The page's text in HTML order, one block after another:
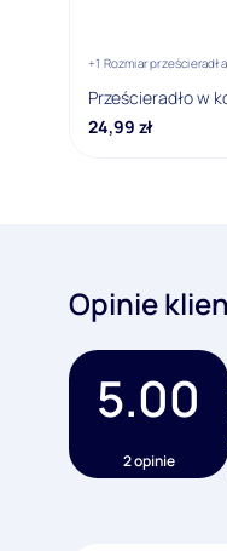
+1 Rozmiar prześcieradła
Prześcieradło w
24,99 zł
Opinie
5.00
2 opinie